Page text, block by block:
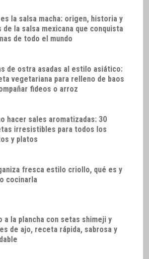
es la salsa macha: origen, historia y
de la salsa mexicana que conquista
de todo el mundo
de ostra asadas al estilo asiático:
vegetariana para relleno de baos
fideos o arroz
hacer sales aromatizadas: 30
irresistibles para todos los
y platos
fresca estilo criollo, qué es y
cocinarla
a la plancha con setas shimeji y
de ajo, receta rápida, sabrosa y